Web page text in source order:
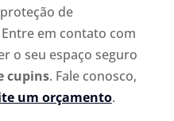
de
em contato com
o seu espaço seguro
cupins. Fale conosco,
um orçamento.